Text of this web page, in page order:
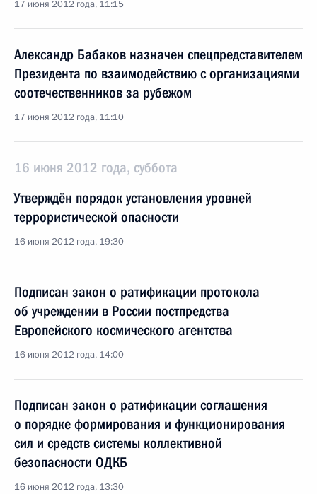
17 июня 2012 года, 11:15
Александр Бабаков назначен спецпредставителем
Президента по взаимодействию с организациями
соотечественников за рубежом
17 июня 2012 года, 11:10
16 июня 2012 года, суббота
Утверждён порядок установления уровней
террористической опасности
16 июня 2012 года, 19:30
Подписан закон о ратификации протокола
об учреждении в России постпредства
Европейского космического агентства
16 июня 2012 года, 14:00
Подписан закон о ратификации соглашения
о порядке формирования и функционирования
сил и средств системы коллективной
безопасности ОДКБ
16 июня 2012 года, 13:30